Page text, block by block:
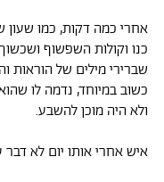
אחרי כמה דקות, כמו
כנו וקולות השפשוף
שברירי מילים של הוראות
כשוב במיוחד, נדמה לו
ולא היה מוכן להשבע.
איש אחרי אותו יום לא